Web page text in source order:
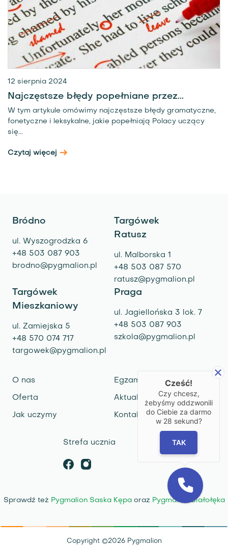
12 sierpnia 2024
Najczęstsze błędy popełniane przez...
W tym artykule omówimy najczęstsze błędy gramatyczne,
fonetyczne i leksykalne, jakie popełniają Polacy uczący
się...
Czytaj więcej
Bródno
ul. Wyszogrodzka 6
+48 503 087 903
brodno@pygmalion.pl
Targówek
Ratusz
ul. Malborska 1
+48 503 087 570
ratusz@pygmalion.pl
Targówek
Mieszkaniowy
ul. Zamiejska 5
+48 570 074 717
targowek@pygmalion.pl
Praga
ul. Jagiellońska 3 lok. 7
+48 503 087 903
szkola@pygmalion.pl
O nas
Oferta
Jak uczymy
Egzaminy
Aktualności
Kontakt
Strefa ucznia
Sprawdź też Pygmalion Saska Kępaoraz Pygmalion Białołęka
Copyright ©2026Pygmalion
Cześć!
Czy chcesz,
żebyśmy oddzwonili
do Ciebie za darmo
w 28 sekund?
TAK